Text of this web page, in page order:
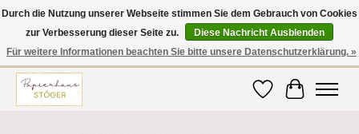
Hier finden Sie hochwertige Produkte im Bereich Schule, Büro, Papier,
Schreiben und vieles mehr! Erhalten Sie Ihre Bestellung bequem nach
Hause oder ins Büro geliefert!
Wunschzettel
Ihr
Durch die Nutzung unserer Webseite stimmen Sie dem Gebrauch von Cookies
zur Verbesserung dieser Seite zu.
Diese Nachricht Ausblenden
Für weitere Informationen beachten Sie bitte unsere Datenschutzerklärung. »